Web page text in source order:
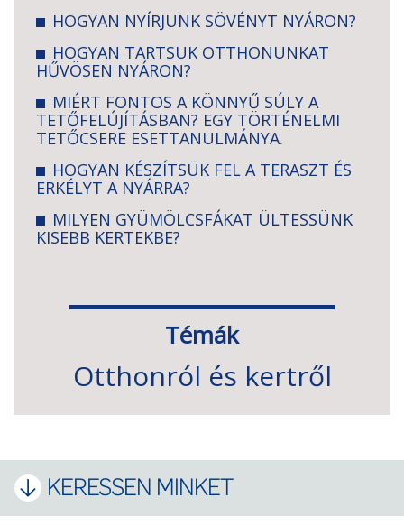
HOGYAN NYÍRJUNK SÖVÉNYT NYÁRON?
HOGYAN TARTSUK OTTHONUNKAT
HŰVÖSEN NYÁRON?
MIÉRT FONTOS A KÖNNYŰ SÚLY A
TETŐFELÚJÍTÁSBAN? EGY TÖRTÉNELMI
TETŐCSERE ESETTANULMÁNYA.
HOGYAN KÉSZÍTSÜK FEL A TERASZT ÉS
ERKÉLYT A NYÁRRA?
MILYEN GYÜMÖLCSFÁKAT ÜLTESSÜNK
KISEBB KERTEKBE?
Témák
Otthonról és kertről
KERESSEN MINKET